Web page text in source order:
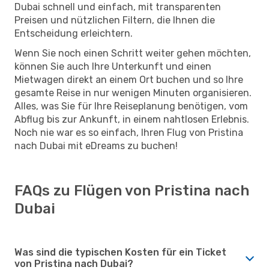
Dubai schnell und einfach, mit transparenten
Preisen und nützlichen Filtern, die Ihnen die
Entscheidung erleichtern.
Wenn Sie noch einen Schritt weiter gehen möchten,
können Sie auch Ihre Unterkunft und einen
Mietwagen direkt an einem Ort buchen und so Ihre
gesamte Reise in nur wenigen Minuten organisieren.
Alles, was Sie für Ihre Reiseplanung benötigen, vom
Abflug bis zur Ankunft, in einem nahtlosen Erlebnis.
Noch nie war es so einfach, Ihren Flug von Pristina
nach Dubai mit eDreams zu buchen!
FAQs zu Flügen von Pristina nach
Dubai
Was sind die typischen Kosten für ein Ticket
von Pristina nach Dubai?